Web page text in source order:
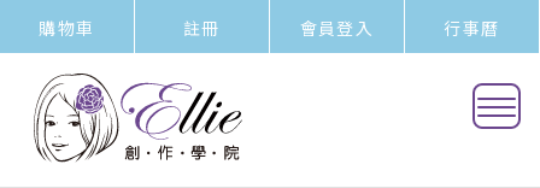
購物車 註冊 會員登入 行事曆